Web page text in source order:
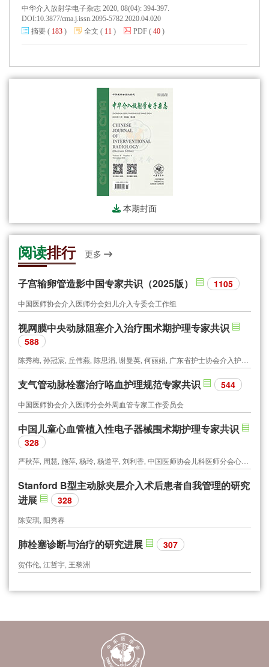
中华介入放射学电子杂志 2020, 08(04): 394-397.
DOI:10.3877/cma.j.issn.2095-5782.2020.04.020
摘要 ( 183 ) 全文 ( 11 ) PDF ( 40 )
本期封面
阅读排行 更多
子宫输卵管造影中国专家共识（2025版） 1105
中国医师协会介入医师分会妇儿介入专委会工作组
视网膜中央动脉阻塞介入治疗围术期护理专家共识
588
陈秀梅, 孙冠宸, 丘伟燕, 陈思涓, 谢曼英, 何丽娟, 广东省护士协会介入护士分会, 广东省医师协会介入医师分会
支气管动脉栓塞治疗咯血护理规范专家共识 544
中国医师协会介入医师分会外周血管专家工作委员会
中国儿童心血管植入性电子器械围术期护理专家共识
328
严秋萍, 周慧, 施萍, 杨玲, 杨道平, 刘利香, 中国医师协会儿科医师分会心血管专委会护理学组
Stanford B型主动脉夹层介入术后患者自我管理的研究
进展
328
陈安琪, 阳秀春
肺栓塞诊断与治疗的研究进展 307
贺伟伦, 江哲宇, 王黎洲